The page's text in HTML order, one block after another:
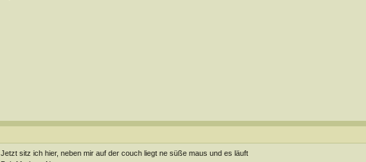
Jetzt sitz ich hier, neben mir auf der couch liegt ne süße maus und es läuft